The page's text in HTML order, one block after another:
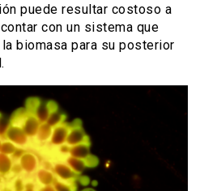
puede resultar costoso a
con un sistema que
biomasa para su posterior